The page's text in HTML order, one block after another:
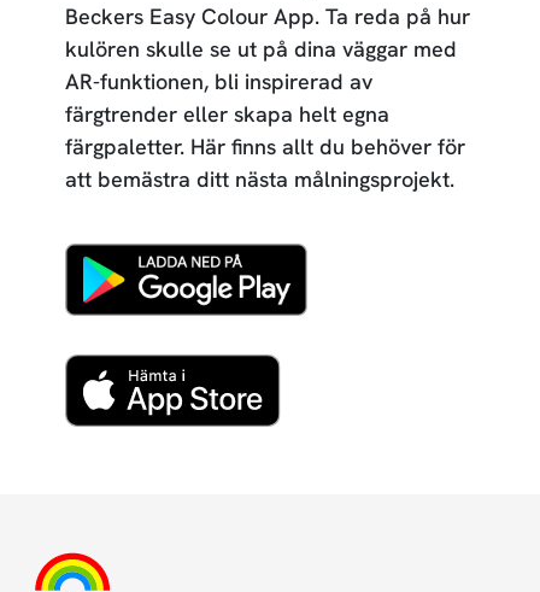
Beckers Easy Colour App. Ta reda på hur
kulören skulle se ut på dina väggar med
AR-funktionen, bli inspirerad av
färgtrender eller skapa helt egna
färgpaletter. Här finns allt du behöver för
att bemästra ditt nästa målningsprojekt.